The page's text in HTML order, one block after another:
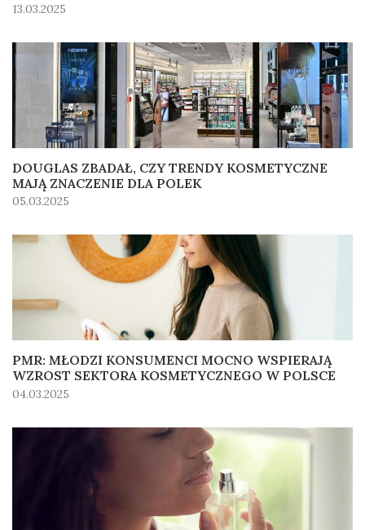
13.03.2025
DOUGLAS ZBADAŁ, CZY TRENDY KOSMETYCZNE
MAJĄ ZNACZENIE DLA POLEK
05.03.2025
PMR: MŁODZI KONSUMENCI MOCNO WSPIERAJĄ
WZROST SEKTORA KOSMETYCZNEGO W POLSCE
04.03.2025